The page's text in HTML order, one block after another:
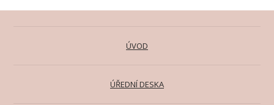
ÚVOD
ÚŘEDNÍ DESKA